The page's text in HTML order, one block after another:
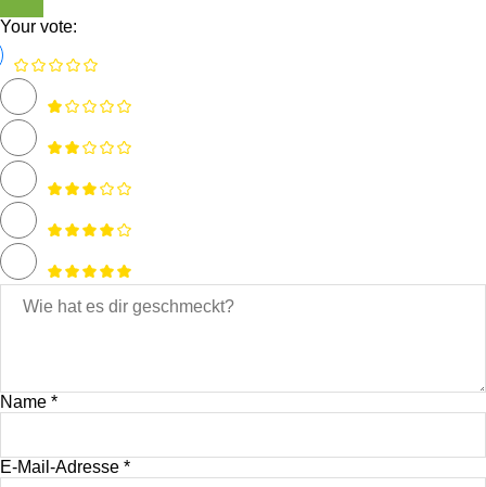
Your vote:
Name *
E-Mail-Adresse *